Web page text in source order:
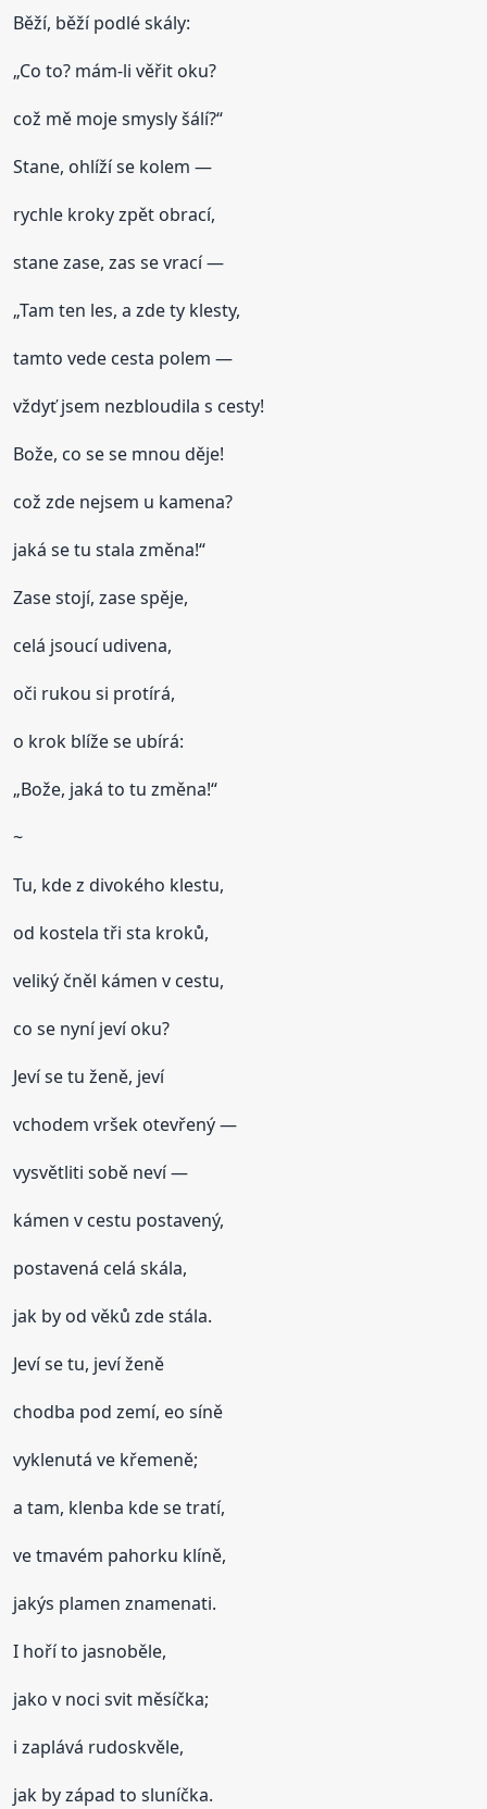
Běží, běží podlé skály:
„Co to? mám-li věřit oku?
což mě moje smysly šálí?“
Stane, ohlíží se kolem —
rychle kroky zpět obrací,
stane zase, zas se vrací —
„Tam ten les, a zde ty klesty,
tamto vede cesta polem —
vždyť jsem nezbloudila s cesty!
Bože, co se se mnou děje!
což zde nejsem u kamena?
jaká se tu stala změna!“
Zase stojí, zase spěje,
celá jsoucí udivena,
oči rukou si protírá,
o krok blíže se ubírá:
„Bože, jaká to tu změna!“
~
Tu, kde z divokého klestu,
od kostela tři sta kroků,
veliký čněl kámen v cestu,
co se nyní jeví oku?
Jeví se tu ženě, jeví
vchodem vršek otevřený —
vysvětliti sobě neví —
kámen v cestu postavený,
postavená celá skála,
jak by od věků zde stála.
Jeví se tu, jeví ženě
chodba pod zemí, eo síně
vyklenutá ve křemeně;
a tam, klenba kde se tratí,
ve tmavém pahorku klíně,
jakýs plamen znamenati.
I hoří to jasnoběle,
jako v noci svit měsíčka;
i zaplává rudoskvěle,
jak by západ to sluníčka.